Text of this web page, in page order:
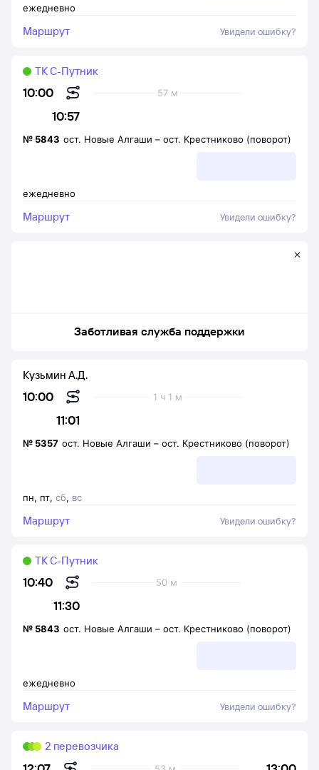
ежедневно
Маршрут Увидели ошибку?
10:00
10:57
57 м
ТК С-Путник
ежедневно
№ 5843 ост. Новые Алгаши – ост. Крестниково (поворот)
Маршрут Увидели ошибку?
Заботливая служба поддержки
10:00
11:01
1 ч 1 м
Кузьмин А.Д.
пн, пт, сб, вс
№ 5357 ост. Новые Алгаши – ост. Крестниково (поворот)
Маршрут Увидели ошибку?
10:40
11:30
50 м
ТК С-Путник
ежедневно
№ 5843 ост. Новые Алгаши – ост. Крестниково (поворот)
Маршрут Увидели ошибку?
2 перевозчика